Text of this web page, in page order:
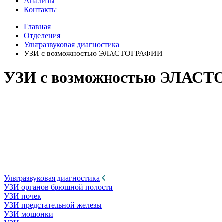
Контакты
Главная
Отделения
Ультразвуковая диагностика
УЗИ с возможностью ЭЛАСТОГРАФИИ
УЗИ с возможностью
Ультразвуковая диагностика
УЗИ органов брюшной полости
УЗИ почек
УЗИ предстательной железы
УЗИ мошонки